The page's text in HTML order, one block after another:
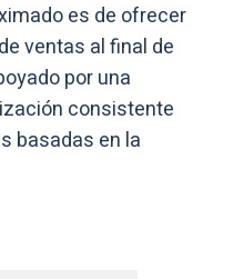
es de ofrecer
ventas al final de
por una
consistente
basadas en la